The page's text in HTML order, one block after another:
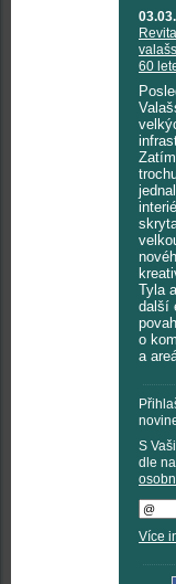
60
Tyla
další
o
a
S
dle
Více